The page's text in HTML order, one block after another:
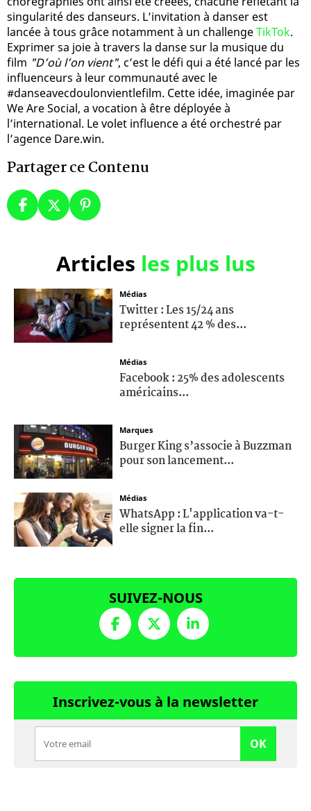
singularité des danseurs. L’invitation à danser est
lancée à tous grâce notamment à un challengeTikTok.
Exprimer sa joie à travers la danse sur la musique du
film "D’où l’on vient", c’est le défi qui a été lancé par les
influenceurs à leur communauté avec le
#danseavecdoulonvientlefilm. Cette idée, imaginée par
We Are Social, a vocation à être déployée à
l’international. Le volet influence a été orchestré par
l’agence Dare.win.
Partager ce Contenu
Articles les plus lus
Médias
Twitter : Les 15/24 ans
représentent 42 % des...
Médias
Facebook : 25% des adolescents
américains...
Marques
Burger King s’associe à Buzzman
pour son lancement...
Médias
WhatsApp : L'application va-t-
elle signer la fin...
SUIVEZ-NOUS
Inscrivez-vous à la newsletter
OK